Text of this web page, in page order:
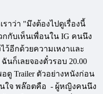
ราว่า "มึงต้องไปดูเรื่องนี้
กับเห็นเพื่อนใน IG คนนึง
อีกด้วยความเหงาและ
นก็เลยจองตั๋วรอบ 20.00
อดู Trailer ตัวอย่างหนังก่อน
นใจ พล๊อตคือ - ผู้หญิงคนนึง